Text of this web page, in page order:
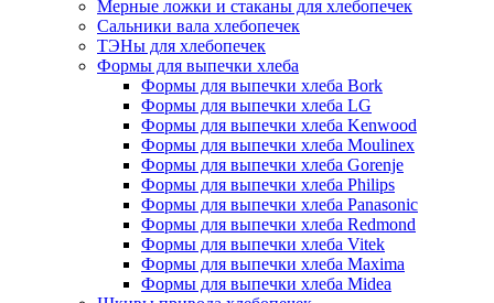
Мерные ложки и стаканы для хлебопечек
Сальники вала хлебопечек
ТЭНы для хлебопечек
Формы для выпечки хлеба
Формы для выпечки хлеба Bork
Формы для выпечки хлеба LG
Формы для выпечки хлеба Kenwood
Формы для выпечки хлеба Moulinex
Формы для выпечки хлеба Gorenje
Формы для выпечки хлеба Philips
Формы для выпечки хлеба Panasonic
Формы для выпечки хлеба Redmond
Формы для выпечки хлеба Vitek
Формы для выпечки хлеба Maxima
Формы для выпечки хлеба Midea